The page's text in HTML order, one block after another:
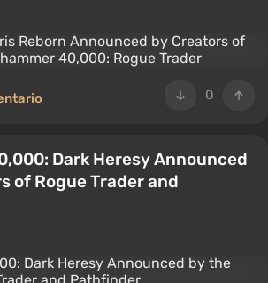
0
Dark Heresy Announced
of Rogue Trader and